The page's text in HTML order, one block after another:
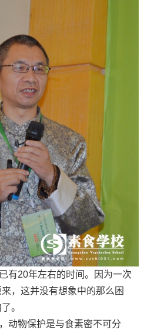
20年左右的时间。因为一次
，这并没有想象中的那么困
。
物保护是与食素密不可分